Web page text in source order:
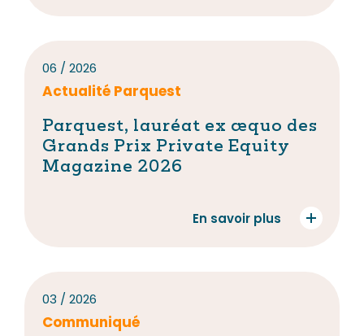
Nous contacter
06 / 2026
Actualité Parquest
Parquest, lauréat ex æquo des
Grands Prix Private Equity
Magazine 2026
En savoir plus
03 / 2026
Communiqué